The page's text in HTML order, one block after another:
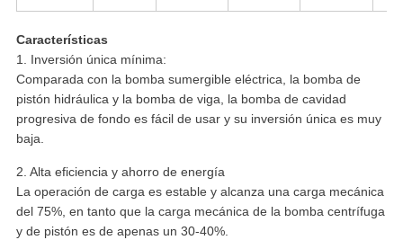
Características
1. Inversión única mínima:
Comparada con la bomba sumergible eléctrica, la bomba de
pistón hidráulica y la bomba de viga, la bomba de cavidad
progresiva de fondo es fácil de usar y su inversión única es muy
baja.
2. Alta eficiencia y ahorro de energía
La operación de carga es estable y alcanza una carga mecánica
del 75%, en tanto que la carga mecánica de la bomba centrífuga
y de pistón es de apenas un 30-40%.